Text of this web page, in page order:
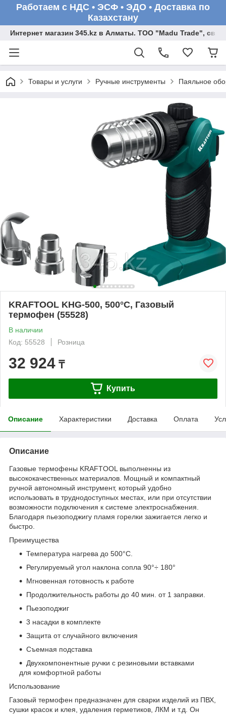
Работаем с НДС • ЭСФ • ЭДО • Доставка по
Казахстану
Интернет магазин 345.kz в Алматы. ТОО "Madu Trade",
Товары и услуги Ручные инструменты Паяльное
KRAFTOOL KHG-500, 500°C, Газовый
термофен (55528)
В наличии
Код: 55528
Розница
32 924 ₸
Купить
Описание Характеристики Доставка Оплата
Описание
Газовые термофены KRAFTOOL выполненны из
высококачественных материалов. Мощный и компактный
ручной автономный инструмент, который удобно
использовать в труднодоступных местах, или при отсутствии
возможности подключения к системе электроснабжения.
Благодаря пьезоподжигу пламя горелки зажигается легко и
быстро.
Преимущества
Температура нагрева до 500°С.
Регулируемый угол наклона сопла 90°÷ 180°
Мгновенная готовность к работе
Продолжительность работы до 40 мин. от 1 заправки.
Пьезоподжиг
3 насадки в комплекте
Защита от случайного включения
Съемная подставка
Двухкомпонентные ручки с резиновыми вставками
для комфортной работы
Использование
Газовый термофен предназначен для сварки изделий из ПВХ,
сушки красок и клея, удаления герметиков, ЛКМ и т.д. Он